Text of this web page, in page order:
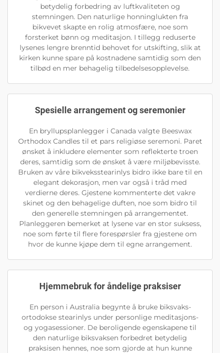
betydelig forbedring av luftkvaliteten og
stemningen. Den naturlige honninglukten fra
bikvevet skapte en rolig atmosfære, noe som
forsterket bønn og meditasjon. I tillegg reduserte
lysenes lengre brenntid behovet for utskifting, slik at
kirken kunne spare på kostnadene samtidig som den
tilbød en mer behagelig tilbedelsesopplevelse.
Spesielle arrangement og seremonier
En bryllupsplanlegger i Canada valgte Beeswax
Orthodox Candles til et pars religiøse seremoni. Paret
ønsket å inkludere elementer som reflekterte troen
deres, samtidig som de ønsket å være miljøbevisste.
Bruken av våre bikveksstearinlys bidro ikke bare til en
elegant dekorasjon, men var også i tråd med
verdierne deres. Gjestene kommenterte det vakre
skinet og den behagelige duften, noe som bidro til
den generelle stemningen på arrangementet.
Planleggeren bemerket at lysene var en stor suksess,
noe som førte til flere forespørsler fra gjestene om
hvor de kunne kjøpe dem til egne arrangement.
Hjemmebruk for åndelige praksiser
En person i Australia begynte å bruke biksvaks-
ortodokse stearinlys under personlige meditasjons-
og yogasessioner. De beroligende egenskapene til
den naturlige biksvaksen forbedret betydelig
praksisen hennes, noe som gjorde at hun kunne